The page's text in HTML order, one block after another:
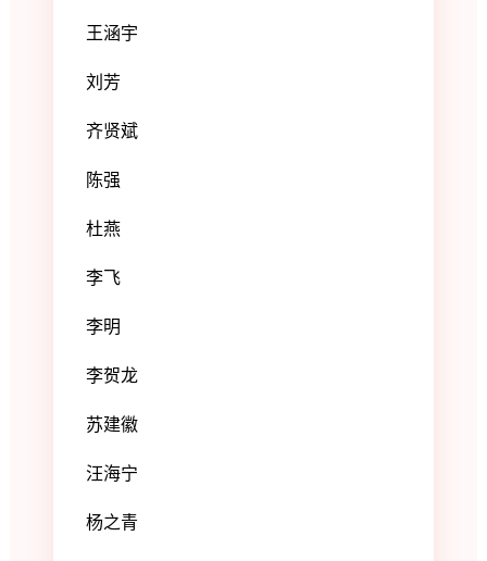
王涵宇
刘芳
齐贤斌
陈强
杜燕
李飞
李明
李贺龙
苏建徽
汪海宁
杨之青